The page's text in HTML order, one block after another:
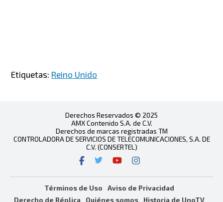
Etiquetas: Reino Unido
Derechos Reservados © 2025
AMX Contenido S.A. de C.V.
Derechos de marcas registradas TM
CONTROLADORA DE SERVICIOS DE TELECOMUNICACIONES, S.A. DE
C.V. (CONSERTEL)
Términos de Uso
Aviso de Privacidad
Derecho de Réplica
Quiénes somos Historia de UnoTV